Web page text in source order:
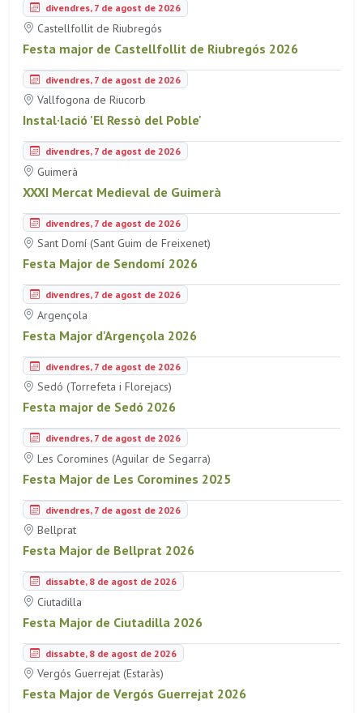
divendres, 7 de agost de 2026
Castellfollit de Riubregós
Festa major de Castellfollit de Riubregós 2026
divendres, 7 de agost de 2026
Vallfogona de Riucorb
Instal·lació 'El Ressò del Poble'
divendres, 7 de agost de 2026
Guimerà
XXXI Mercat Medieval de Guimerà
divendres, 7 de agost de 2026
Sant Domí (Sant Guim de Freixenet)
Festa Major de Sendomí 2026
divendres, 7 de agost de 2026
Argençola
Festa Major d'Argençola 2026
divendres, 7 de agost de 2026
Sedó (Torrefeta i Florejacs)
Festa major de Sedó 2026
divendres, 7 de agost de 2026
Les Coromines (Aguilar de Segarra)
Festa Major de Les Coromines 2025
divendres, 7 de agost de 2026
Bellprat
Festa Major de Bellprat 2026
dissabte, 8 de agost de 2026
Ciutadilla
Festa Major de Ciutadilla 2026
dissabte, 8 de agost de 2026
Vergós Guerrejat (Estaràs)
Festa Major de Vergós Guerrejat 2026